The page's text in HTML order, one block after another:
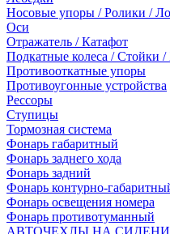
Носовые упоры / Ролики /
Оси
Отражатель / Катафот
Подкатные колеса / Стойки
Противооткатные упоры
Противоугонные устройства
Рессоры
Ступицы
Тормозная система
Фонарь габаритный
Фонарь заднего хода
Фонарь задний
Фонарь контурно-
Фонарь освещения номера
Фонарь противотуманный
АВТОЧЕХЛЫ НА